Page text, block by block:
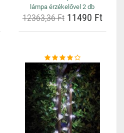
lámpa érzékelővel 2 db
12363,36 Ft11490 Ft